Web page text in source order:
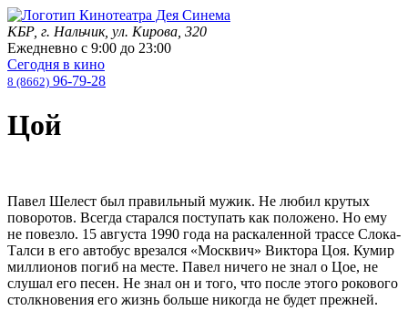
КБР, г. Нальчик, ул. Кирова, 320
Ежедневно с 9:00 до 23:00
Сегодня в кино
8 (8662) 96-79-28
Цой
Павел Шелест был правильный мужик. Не любил крутых
поворотов. Всегда старался поступать как положено. Но ему
не повезло. 15 августа 1990 года на раскаленной трассе Слока-
Талси в его автобус врезался «Москвич» Виктора Цоя. Кумир
миллионов погиб на месте. Павел ничего не знал о Цое, не
слушал его песен. Не знал он и того, что после этого рокового
столкновения его жизнь больше никогда не будет прежней.